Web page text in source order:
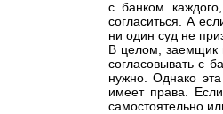
с банком
согласиться. А
ни один суд не
В целом, заемщик
согласовывать с
нужно. Однако
имеет права.
самостоятельно